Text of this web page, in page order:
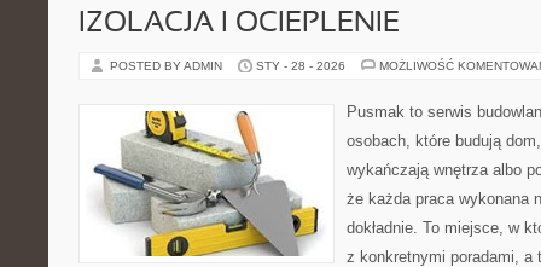
IZOLACJA I OCIEPLENIE
POSTED BY ADMIN STY - 28 - 2026 MOŻLIWOŚĆ
Pusmak to serwis
osobach, które budują
wykańczają wnętrza albo
że każda praca wykonana
dokładnie. To miejsce, w
z konkretnymi poradami,